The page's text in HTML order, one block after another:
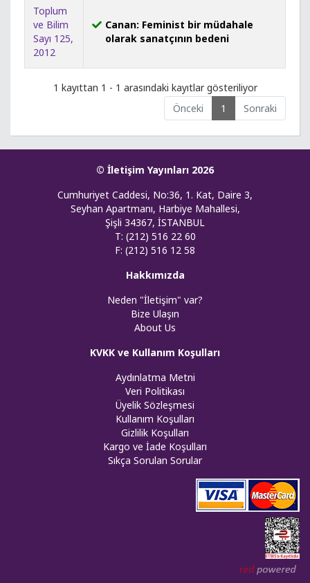
Toplum
ve Bilim
Sayı 125,
2012
Canan: Feminist bir müdahale
olarak sanatçının bedeni
1 kayıttan 1 - 1 arasındaki kayıtlar gösteriliyor
Önceki
1 Sonraki
© İletişim Yayınları 2026
Cumhuriyet Caddesi, No:36, 1. Kat, Daire 3,
Seyhan Apartmanı, Harbiye Mahallesi,
Şişli 34367, İSTANBUL
T: (212) 516 22 60
F: (212) 516 12 58
Hakkımızda
Neden "İletişim" var?
Bize Ulaşın
About Us
KVKK ve Kullanım Koşulları
Aydınlatma Metni
Veri Politikası
Üyelik Sözleşmesi
Kullanım Koşulları
Gizlilik Koşulları
Kargo ve İade Koşulları
Sıkça Sorulan Sorular
Web